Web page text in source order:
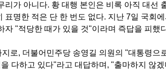
가 아니다. 황 대행 본인은 비록 아직 대선
명한 적은 단 한 번도 없다. 지난 7일 국회
"적당한 때가 있을 것"이라며 즉답을 피했
로, 더불어민주당 송영길 의원의 "대통령으
다하고 있다"라고 대답하며, "출마하지 않